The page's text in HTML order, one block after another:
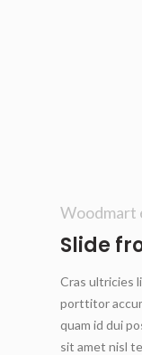
Woodmart
Slide
Cras ultricies
porttitor
quam id dui
sit amet nisl